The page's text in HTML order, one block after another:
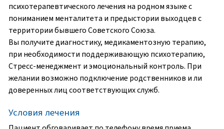
психотерапевтического лечения на родном языке с
пониманием менталитета и предыстории выходцев с
территории бывшего Советского Союза.
Вы получите диагностику, медикаментозную терапию,
при необходимости поддерживающую психотерапию,
Стресс-менеджмент и эмоциональный контроль. При
желании возможно подключение родственников и ли
доверенных лиц соответствующих служб.
Условия лечения